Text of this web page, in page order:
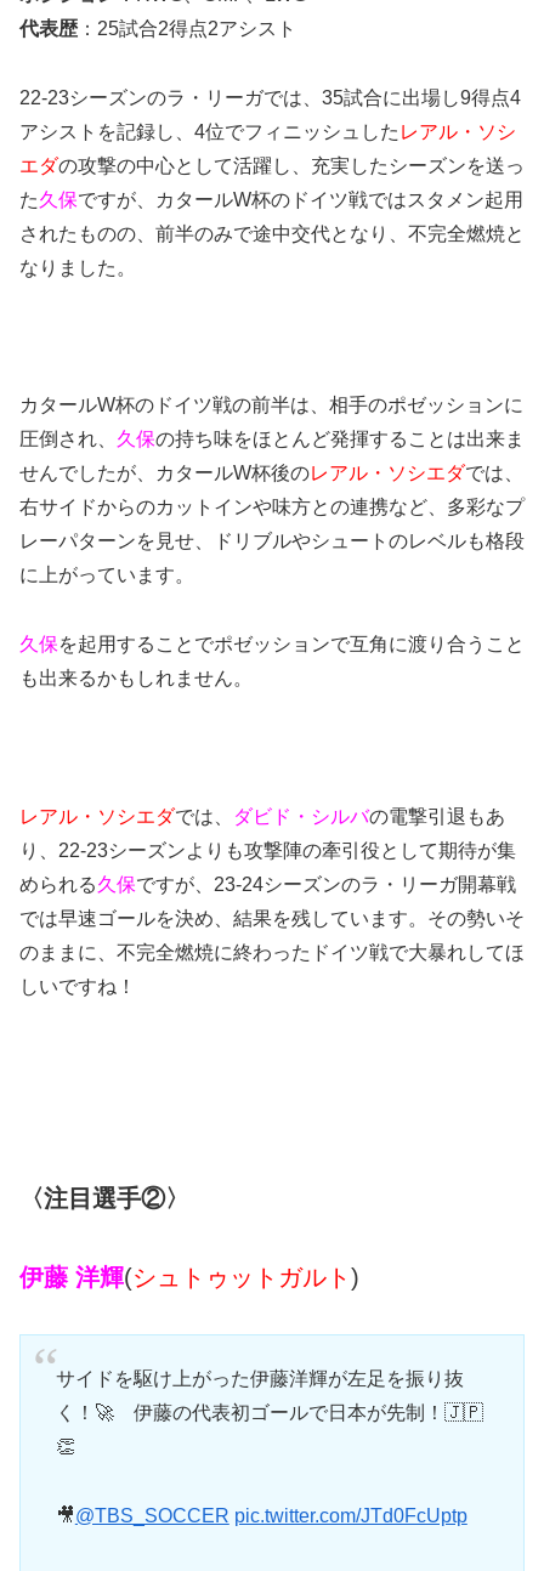
代表歴 ：25試合2得点2アシスト
22-23シーズンのラ・リーガでは、35試合に出場し9得点4
アシストを記録し、4位でフィニッシュした レアル・ソシ
エダの攻撃の中心として活躍し、充実したシーズンを送っ
た久保ですが、カタールW杯のドイツ戦ではスタメン起用
されたものの、前半のみで途中交代となり、不完全燃焼と
なりました。
カタールW杯のドイツ戦の前半は、相手のポゼッションに
圧倒され、 久保の持ち味をほとんど発揮することは出来ま
せんでしたが、カタールW杯後のレアル・ソシエダでは、
右サイドからのカットインや味方との連携など、多彩なプ
レーパターンを見せ、ドリブルやシュートのレベルも格段
に上がっています。
久保を起用することでポゼッションで互角に渡り合うこと
も出来るかもしれません。
レアル・ソシエダでは、 ダビド・シルバの電撃引退もあ
り、22-23シーズンよりも攻撃陣の牽引役として期待が集
められる久保ですが、23-24シーズンのラ・リーガ開幕戦
では早速ゴールを決め、結果を残しています。その勢いそ
のままに、不完全燃焼に終わったドイツ戦で大暴れしてほ
しいですね！
〈注目選手②〉
伊藤 洋輝(シュトゥットガルト )
サイドを駆け上がった伊藤洋輝が左足を振り抜
く！🚀 伊藤の代表初ゴールで日本が先制！🇯🇵
👏
🎥@TBS_SOCCER pic.twitter.com/JTd0FcUptp